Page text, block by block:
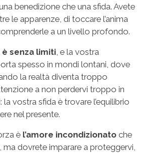
benedizione che una sfida. Avete
le apparenze, di toccare l’anima
a un livello profondo.
senza limiti, e la vostra
spesso in mondi lontani, dove
la realtà diventa troppo
a non perdervi troppo in
vostra sfida è trovare l’equilibrio
nel presente.
è l’amore incondizionato che
ma dovrete imparare a proteggervi,